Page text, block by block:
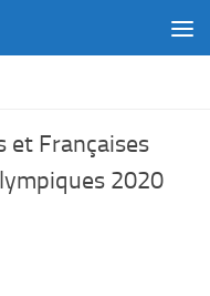
et Françaises
2020